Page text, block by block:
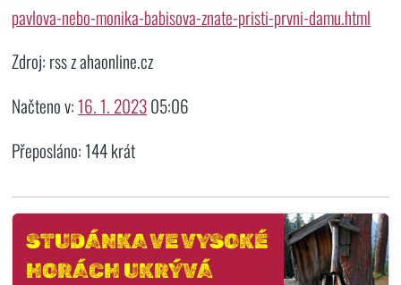
pavlova-nebo-monika-babisova-znate-pristi-prvni-damu.html
Zdroj: rss z ahaonline.cz
Načteno v:16. 1. 202305:06
Přeposláno: 144 krát
STUDÁNKA VE VYSOKÉ
HORÁCH UKRÝVÁ